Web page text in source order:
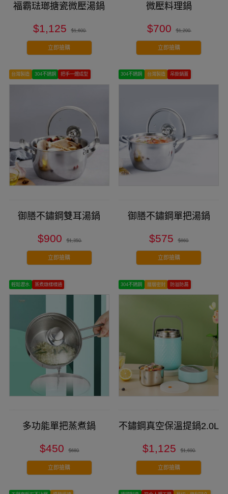
福霸琺瑯搪瓷微壓湯鍋
$1,125 $1,600
立即搶購
微壓料理鍋
$700 $1,200
立即搶購
台灣製造 304不銹鋼 把手一體成型
御膳不鏽鋼雙耳湯鍋
$900 $1,350
立即搶購
304不銹鋼 台灣製造 吊掛鍋蓋
御膳不鏽鋼單把湯鍋
$575 $860
立即搶購
輕鬆瀝水 蒸煮燉樣樣通
多功能單把蒸煮鍋
$450 $680
立即搶購
304不銹鋼 層層密封 防溢防漏
不鏽鋼真空保溫提鍋2.0L
$1,125 $1,690
立即搶購